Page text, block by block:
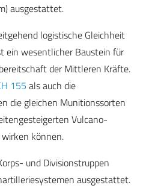
ausgestattet.
logistische Gleichheit
ein wesentlicher Baustein für
der Mittleren Kräfte.
155 als auch die
die gleichen Munitionssorten
Vulcano-
können.
und Divisionstruppen
ausgestattet.